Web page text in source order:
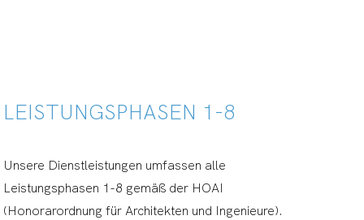
LEISTUNGSPHASEN 1-8
Unsere Dienstleistungen umfassen alle
Leistungsphasen 1-8 gemäß der HOAI
(Honorarordnung für Architekten und Ingenieure).